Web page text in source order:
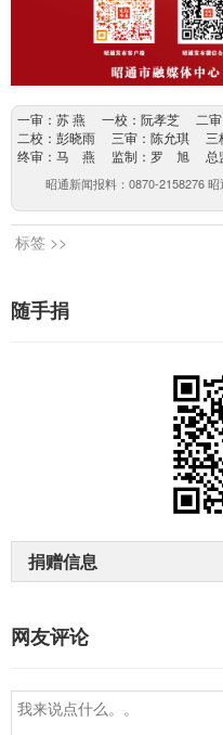
一审：苏 燕 一校：阮孝芝 二审
二校：彭晓雨 三审：陈允琪
终审：马 燕 监制：罗 旭 总监
昭通新闻报料：0870-2158276
标签 >>
随手捐
捐赠信息
网友评论